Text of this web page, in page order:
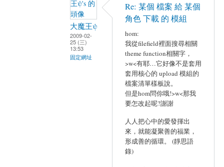
大魔王ψ
2009-02-
25 (三)
13:53
固定網址
Re: 某個 檔案 給 某個
角色 下載 的 模組
hom:
我從filefield裡面搜尋相關
theme function相關字，
>w<有耶…它好像不是套用
套用核心的 upload 模組的
檔案清單樣板說。
但是hom問你哦!>w<那我
要怎改起呢?謝謝
人人把心中的愛發揮出
來，就能凝聚善的福業，
形成善的循環。 (靜思語
錄)